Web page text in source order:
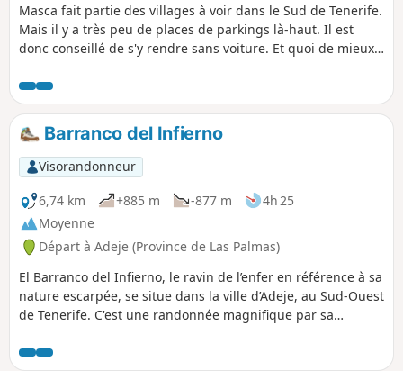
Masca fait partie des villages à voir dans le Sud de Tenerife.
Mais il y a très peu de places de parkings là-haut. Il est
donc conseillé de s'y rendre sans voiture. Et quoi de mieux
part de Santiago del Teide et vous permet une approche en
hauteur du village puisqu'une grande partie de la
randonnée se fait en descente ! Vue mer et montagne
durant tout le trajet.
Barranco del Infierno
Visorandonneur
6,74 km
+885 m -877 m
4h 25
Moyenne
Départ à Adeje (Province de Las Palmas)
El Barranco del Infierno, le ravin de l’enfer en référence à sa
nature escarpée, se situe dans la ville d’Adeje, au Sud-Ouest
de Tenerife. C'est une randonnée magnifique par sa
se fait en aller/retour, et est, de plus, payante. Mais ça vaut